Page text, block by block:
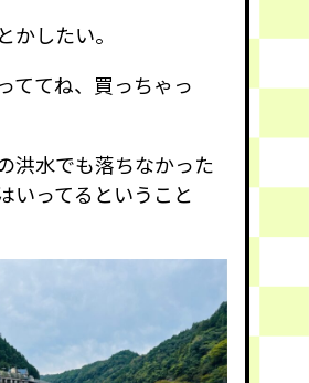
かしたい。
ててね、買っちゃっ
洪水でも落ちなかった
いってるということ